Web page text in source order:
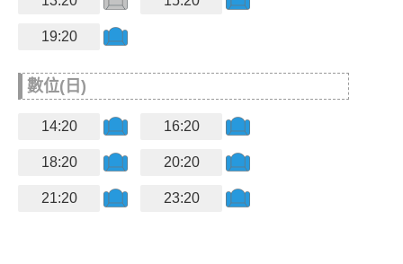
19:20
數位(日)
14:20 16:20
18:20 20:20
21:20 23:20